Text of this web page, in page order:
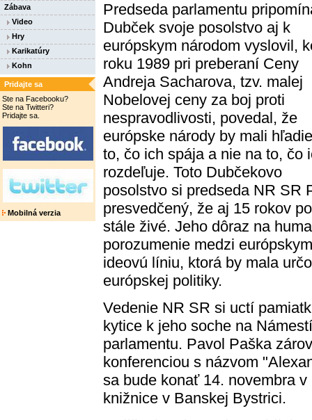
Zábava
Video
Hry
Karikatúry
Kohn
Pridajte sa
Ste na Facebooku?
Ste na Twitteri?
Pridajte sa.
Mobilná verzia
Predseda parlamentu
Dubček svoje posolstvo aj k
európskym národom vyslovil,
roku 1989 pri preberaní Ceny
Andreja Sacharova, tzv. malej
Nobelovej ceny za boj proti
nespravodlivosti, povedal, že
európske národy by mali
to, čo ich spája a nie na to, čo
rozdeľuje. Toto Dubčekovo
posolstvo si predseda NR SR
presvedčený, že aj 15 rokov
stále živé. Jeho dôraz na
porozumenie medzi
ideovú líniu, ktorá by mala
európskej politiky.
Vedenie NR SR si uctí
kytice k jeho soche na
parlamentu. Pavol Paška
konferenciou s názvom
sa bude konať 14. novembra
knižnice v Banskej Bystrici.